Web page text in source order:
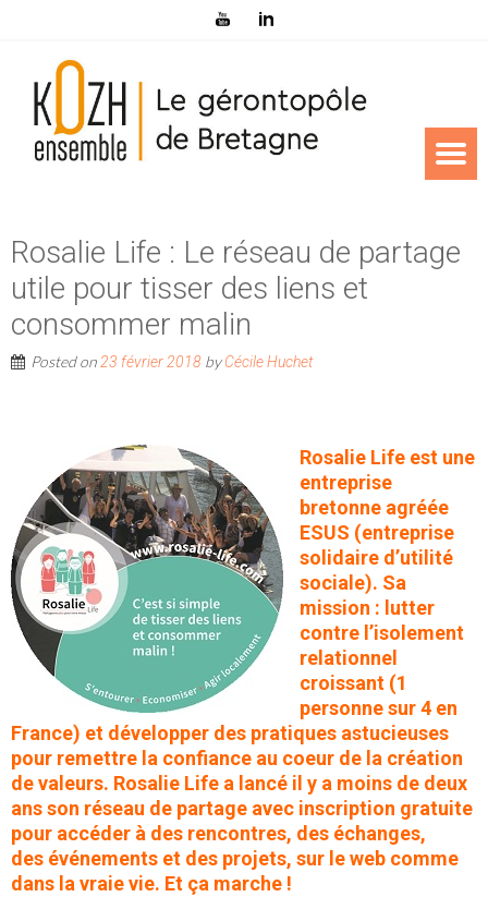
Rosalie Life : Le réseau de partage
utile pour tisser des liens et
consommer malin
Posted on23 février 2018 byCécile Huchet
Rosalie Life est une
entreprise
bretonne agréée
ESUS (entreprise
solidaire d’utilité
sociale). Sa
mission : lutter
contre l’isolement
relationnel
croissant (1
personne sur 4 en
France) et développer des pratiques astucieuses
pour remettre la confiance au coeur de la création
de valeurs. Rosalie Life a lancé il y a moins de deux
ans son réseau de partage avec inscription gratuite
pour accéder à des rencontres, des échanges,
des événements et des projets, sur le web comme
dans la vraie vie. Et ça marche !